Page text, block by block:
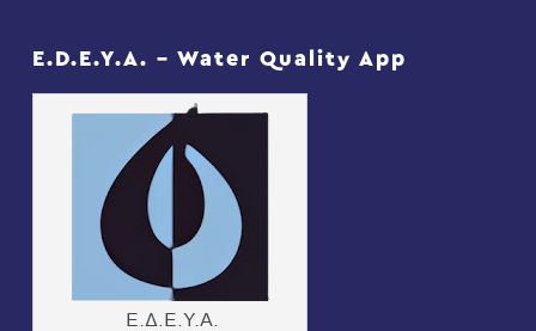
E.D.E.Y.A. – Water Quality App